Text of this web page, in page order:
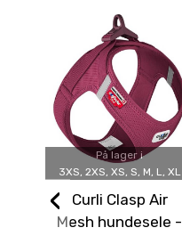
På lager i
3XS, 2XS, XS, S, M, L, XL
Curli Clasp Air
Mesh hundesele -
‹